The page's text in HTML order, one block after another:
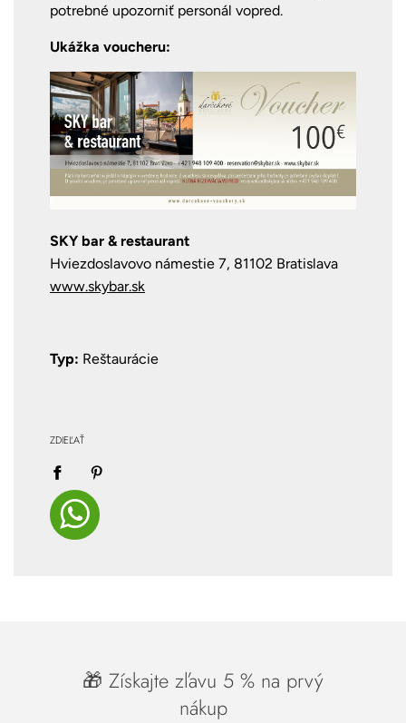
potrebné upozorniť personál vopred.
Ukážka voucheru:
SKY bar & restaurant
Hviezdoslavovo námestie 7, 81102 Bratislava
www.skybar.sk
Typ: Reštaurácie
ZDIEĽAŤ
🎁 Získajte zľavu 5 % na prvý
nákup